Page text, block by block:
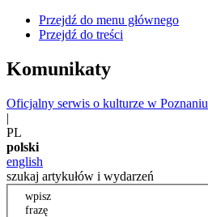
Przejdź do menu głównego
Przejdź do treści
Komunikaty
Oficjalny serwis o kulturze w Poznaniu
|
PL
polski
english
szukaj artykułów i wydarzeń
wpisz
frazę